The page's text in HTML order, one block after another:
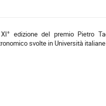
edizione del premio Pietro
svolte in Università italiane